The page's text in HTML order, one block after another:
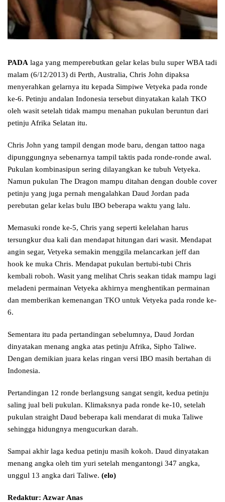
PADA laga yang memperebutkan gelar kelas bulu super WBA tadi
malam (6/12/2013) di Perth, Australia, Chris John dipaksa
menyerahkan gelarnya itu kepada Simpiwe Vetyeka pada ronde
ke-6. Petinju andalan Indonesia tersebut dinyatakan kalah TKO
oleh wasit setelah tidak mampu menahan pukulan beruntun dari
petinju Afrika Selatan itu.
Chris John yang tampil dengan mode baru, dengan tattoo naga
dipunggungnya sebenarnya tampil taktis pada ronde-ronde awal.
Pukulan kombinasipun sering dilayangkan ke tubuh Vetyeka.
Namun pukulan The Dragon mampu ditahan dengan double cover
petinju yang juga pernah mengalahkan Daud Jordan pada
perebutan gelar kelas bulu IBO beberapa waktu yang lalu.
Memasuki ronde ke-5, Chris yang seperti kelelahan harus
tersungkur dua kali dan mendapat hitungan dari wasit. Mendapat
angin segar, Vetyeka semakin menggila melancarkan jeff dan
hook ke muka Chris. Mendapat pukulan bertubi-tubi Chris
kembali roboh. Wasit yang melihat Chris seakan tidak mampu lagi
meladeni permainan Vetyeka akhirnya menghentikan permainan
dan memberikan kemenangan TKO untuk Vetyeka pada ronde ke-
6.
Sementara itu pada pertandingan sebelumnya, Daud Jordan
dinyatakan menang angka atas petinju Afrika, Sipho Taliwe.
Dengan demikian juara kelas ringan versi IBO masih bertahan di
Indonesia.
Pertandingan 12 ronde berlangsung sangat sengit, kedua petinju
saling jual beli pukulan. Klimaksnya pada ronde ke-10, setelah
pukulan straight Daud beberapa kali mendarat di muka Taliwe
sehingga hidungnya mengucurkan darah.
Sampai akhir laga kedua petinju masih kokoh. Daud dinyatakan
menang angka oleh tim yuri setelah mengantongi 347 angka,
unggul 13 angka dari Taliwe. (elo)
Redaktur: Azwar Anas